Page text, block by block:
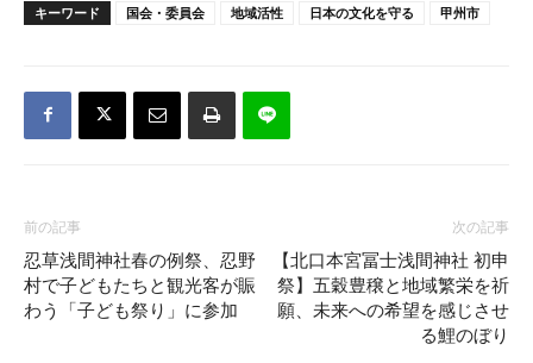
キーワード 国会・委員会 地域活性 日本の文化を守る 甲州市
前の記事
忍草浅間神社春の例祭、忍野
村で子どもたちと観光客が賑
わう「子ども祭り」に参加
次の記事
【北口本宮冨士浅間神社 初申
祭】五穀豊穣と地域繁栄を祈
願、未来への希望を感じさせ
る鯉のぼり